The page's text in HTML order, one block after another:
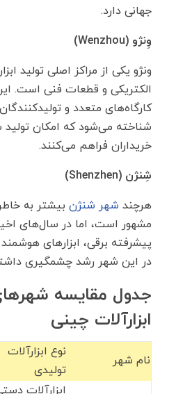
جهانی دارد.
وِنژو (Wenzhou
)
ونژو یکی از مراکز اصلی تولید
الکتریکی و قطعات فنی است.
کارگاه‌های متعدد و
شناخته می‌شود که امکان تولید
خریداران فراهم می‌کنند.
شِنژن (Shenzhen
)
هرچند شهر شنژن بیشتر به
مشهور است، اما در سال‌های
پیشرفته برقی، ابزارهای
در این شهر رشد چشمگیری
جدول مقایسه
ابزارآلات چینی
نام شهر
نوع ابزارآلات
تولیدی
ابزارآلات